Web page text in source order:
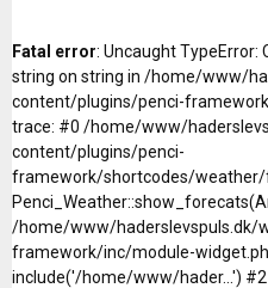
Fatal error: Uncaught
string on string in /home/www/
content/plugins/penci-
trace: #0 /home/www/
content/plugins/penci-
framework/shortcodes/weather/
/home/www/haderslevspuls.dk/
framework/inc/module-
include('/home/www/hader...') #2